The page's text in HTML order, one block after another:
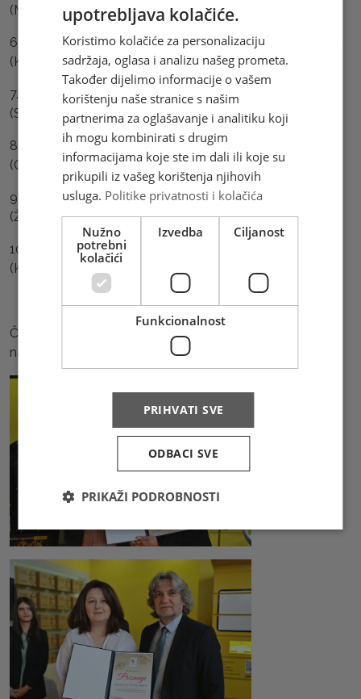
(Matići)
6.nagrada - Godišnja zbirka maraka 2023. – Vesna Medić
(Kiseljak)
7.nagrada - Godišnja zbirka maraka 2022. – Sanja Raguž
(Stolac)
8.nagrada - Godišnja zbirka maraka 2022. – Salih Mesić
(Cazin)
9.nagrada - Poklon paket HP Mostar – Manuela Zovko
(Žepče)
10.nagrada – Poklon paket HP Mostar – Karmela Mikulić
(Kočerin)
Čestitamo svim sretnim dobitnicima i autorima
nagrađenih poštanskih maraka!
upotrebljava kolačiće.
Koristimo kolačiće za personalizaciju
sadržaja, oglasa i analizu našeg prometa.
Također dijelimo informacije o vašem
korištenju naše stranice s našim
partnerima za oglašavanje i analitiku koji
ih mogu kombinirati s drugim
informacijama koje ste im dali ili koje su
prikupili iz vašeg korištenja njihovih
usluga. Politike privatnosti i kolačića
Nužno
potrebni
kolačići
Izvedba Ciljanost
Funkcionalnost
PRIHVATI SVE
ODBACI SVE
PRIKAŽI PODROBNOSTI